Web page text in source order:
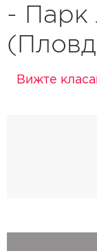
- Парк
Вижте